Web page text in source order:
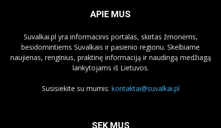
APIE MUS
Suvalkai.pl yra informacinis portalas, skirtas žmonėms,
besidomintiems Suvalkais ir pasienio regionu. Skelbiame
naujienas, renginius, praktinę informaciją ir naudingą medžiagą
lankytojams iš Lietuvos.
Susisiekite su mumis: kontaktai@suvalkai.pl
SEK MUS